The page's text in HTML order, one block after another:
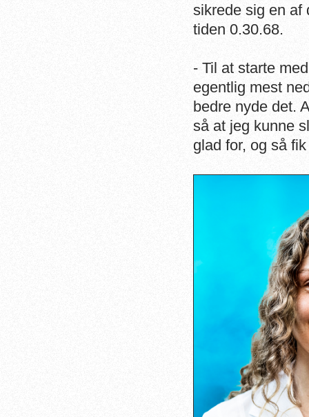
sikrede sig en af
tiden 0.30.68.
- Til at starte
egentlig mest
bedre nyde det.
så at jeg kunne
glad for, og så